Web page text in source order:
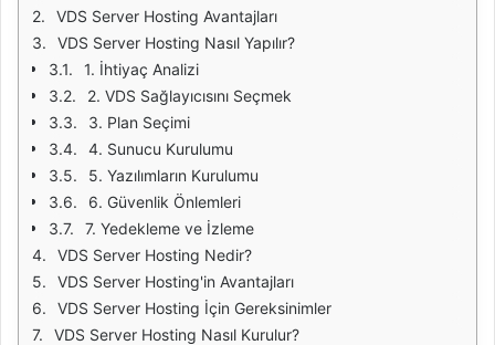
VDS Server Hosting Avantajları
VDS Server Hosting Nasıl Yapılır?
1. İhtiyaç Analizi
2. VDS Sağlayıcısını Seçmek
3. Plan Seçimi
4. Sunucu Kurulumu
5. Yazılımların Kurulumu
6. Güvenlik Önlemleri
7. Yedekleme ve İzleme
VDS Server Hosting Nedir?
VDS Server Hosting'in Avantajları
VDS Server Hosting İçin Gereksinimler
VDS Server Hosting Nasıl Kurulur?